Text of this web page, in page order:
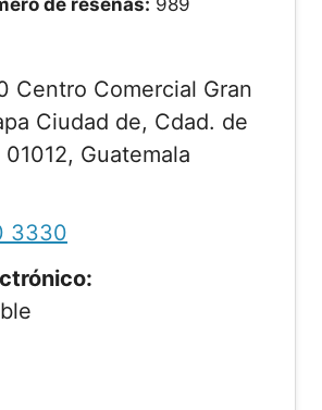
de reseñas: 989
Centro Comercial Gran
Ciudad de, Cdad. de
Guatemala
3330